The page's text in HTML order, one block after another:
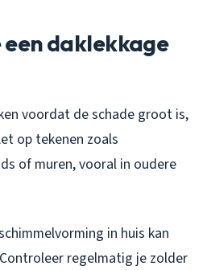
een daklekkage
voordat de schade groot is,
op tekenen zoals
of muren, vooral in oudere
in huis kan
regelmatig je zolder